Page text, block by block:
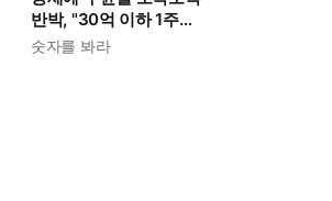
반박, "30억 이하 1주택
자 99%는 세부담 줄어
숫자를 봐라